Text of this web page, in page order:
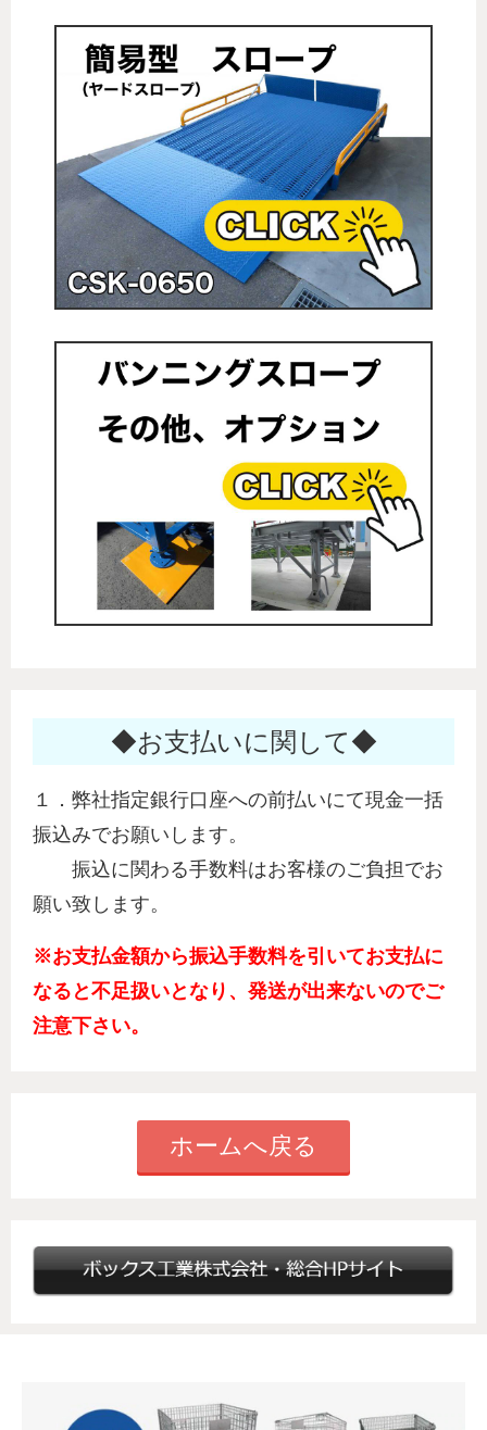
◆お支払いに関して◆
１．弊社指定銀行口座への前払いにて現金一括
振込みでお願いします。
振込に関わる手数料はお客様のご負担でお
願い致します。
※お支払金額から振込手数料を引いてお支払に
なると不足扱いとなり、 発送が出来ないのでご
注意下さい。
ホームへ戻る